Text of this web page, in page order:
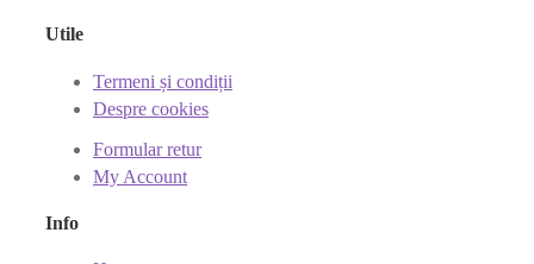
Utile
Termeni și condiții
Despre cookies
Formular retur
My Account
Info